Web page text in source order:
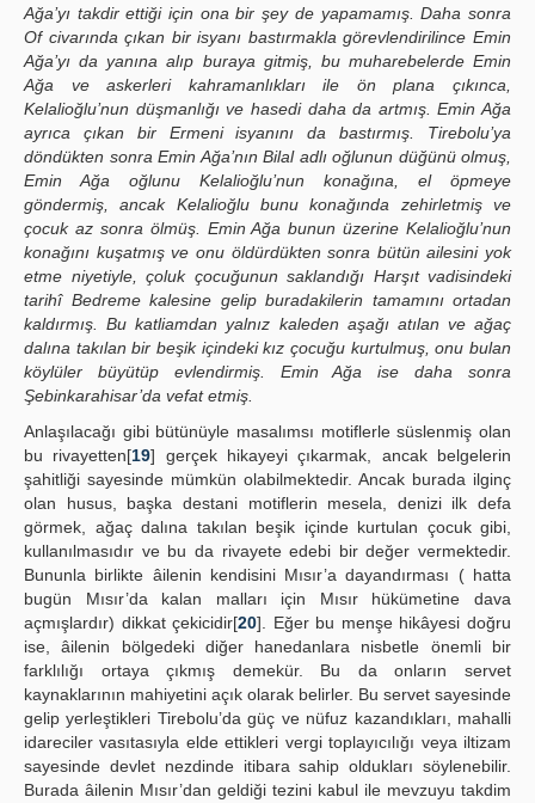
Ağa’yı takdir ettiği için ona bir şey de yapamamış. Daha sonra
Of civarında çıkan bir isyanı bastırmakla görevlendirilince Emin
Ağa’yı da yanına alıp buraya gitmiş, bu muharebelerde Emin
Ağa ve askerleri kahramanlıkları ile ön plana çıkınca,
Kelalioğlu’nun düşmanlığı ve hasedi daha da artmış. Emin Ağa
ayrıca çıkan bir Ermeni isyanını da bastırmış. Tirebolu’ya
döndükten sonra Emin Ağa’nın Bilal adlı oğlunun düğünü olmuş,
Emin Ağa oğlunu Kelalioğlu’nun konağına, el öpmeye
göndermiş, ancak Kelalioğlu bunu konağında zehirletmiş ve
çocuk az sonra ölmüş. Emin Ağa bunun üzerine Kelalioğlu’nun
konağını kuşatmış ve onu öldürdükten sonra bütün ailesini yok
etme niyetiyle, çoluk çocuğunun saklandığı Harşıt vadisindeki
tarihî Bedreme kalesine gelip buradakilerin tamamını ortadan
kaldırmış. Bu katliamdan yalnız kaleden aşağı atılan ve ağaç
dalına takılan bir beşik içindeki kız çocuğu kurtulmuş, onu bulan
köylüler büyütüp evlendirmiş. Emin Ağa ise daha sonra
Şebinkarahisar’da vefat etmiş.
Anlaşılacağı gibi bütünüyle masalımsı motiflerle süslenmiş olan
bu rivayetten[19] gerçek hikayeyi çıkarmak, ancak belgelerin
şahitliği sayesinde mümkün olabilmektedir. Ancak burada ilginç
olan husus, başka destani motiflerin mesela, denizi ilk defa
görmek, ağaç dalına takılan beşik içinde kurtulan çocuk gibi,
kullanılmasıdır ve bu da rivayete edebi bir değer vermektedir.
Bununla birlikte âilenin kendisini Mısır’a dayandırması ( hatta
bugün Mısır’da kalan malları için Mısır hükümetine dava
açmışlardır) dikkat çekicidir[20]. Eğer bu menşe hikâyesi doğru
ise, âilenin bölgedeki diğer hanedanlara nisbetle önemli bir
farklılığı ortaya çıkmış demekür. Bu da onların servet
kaynaklarının mahiyetini açık olarak belirler. Bu servet sayesinde
gelip yerleştikleri Tirebolu’da güç ve nüfuz kazandıkları, mahalli
idareciler vasıtasıyla elde ettikleri vergi toplayıcılığı veya iltizam
sayesinde devlet nezdinde itibara sahip oldukları söylenebilir.
Burada âilenin Mısır’dan geldiği tezini kabul ile mevzuyu takdim